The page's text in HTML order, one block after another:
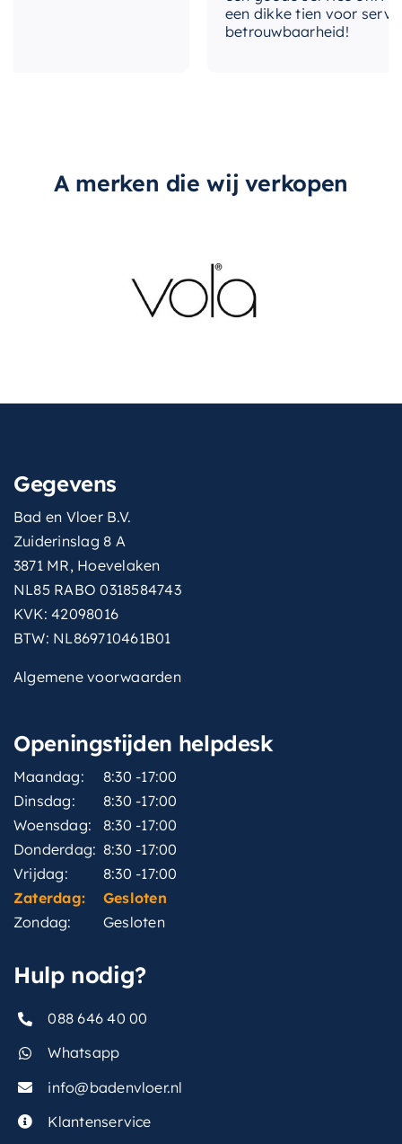
een dikke tien voor service,
betrouwbaarheid!
A merken die wij verkopen
Gegevens
Bad en Vloer B.V.
Zuiderinslag 8 A
3871 MR, Hoevelaken
NL85 RABO 0318584743
KVK: 42098016
BTW: NL869710461B01
Algemene voorwaarden
Openingstijden helpdesk
Maandag:
8:30 -17:00
Dinsdag:
8:30 -17:00
Woensdag:
8:30 -17:00
Donderdag: 8:30 -17:00
Vrijdag:
8:30 -17:00
Zaterdag:
Gesloten
Zondag:
Gesloten
Hulp nodig?
088 646 40 00
Whatsapp
info@badenvloer.nl
Klantenservice